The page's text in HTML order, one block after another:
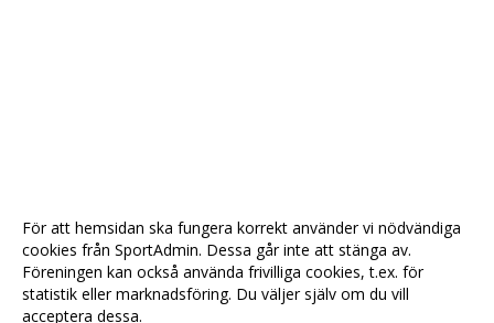
För att hemsidan ska fungera korrekt använder vi nödvändiga
cookies från SportAdmin. Dessa går inte att stänga av.
Föreningen kan också använda frivilliga cookies, t.ex. för
statistik eller marknadsföring. Du väljer själv om du vill
acceptera dessa.